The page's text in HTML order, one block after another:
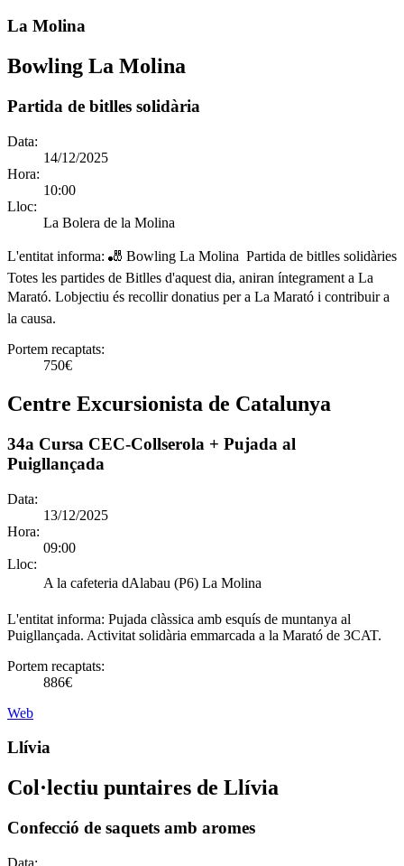
La Molina
Bowling La Molina
Partida de bitlles solidària
Data:
14/12/2025
Hora:
10:00
Lloc:
La Bolera de la Molina
L'entitat informa: 🎳 Bowling La Molina  Partida de bitlles solidàries
Totes les partides de Bitlles d'aquest dia, aniran íntegrament a La
Marató. Lobjectiu és recollir donatius per a La Marató i contribuir a
la causa.
Portem recaptats:
750€
Centre Excursionista de Catalunya
34a Cursa CEC-Collserola + Pujada al
Puigllançada
Data:
13/12/2025
Hora:
09:00
Lloc:
A la cafeteria dAlabau (P6) La Molina
L'entitat informa: Pujada clàssica amb esquís de muntanya al
Puigllançada. Activitat solidària emmarcada a la Marató de 3CAT.
Portem recaptats:
886€
Web
Llívia
Col·lectiu puntaires de Llívia
Confecció de saquets amb aromes
Data: